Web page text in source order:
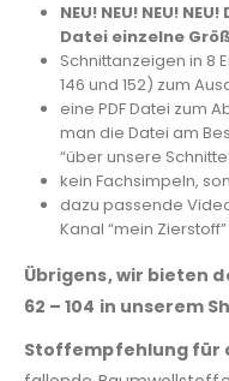
NEU! NEU! NEU!
Datei einzelne
Schnittanzeigen in 8
146 und 152) zum
eine PDF Datei zum
man die Datei am
“über unsere
kein Fachsimpeln,
dazu passende
Kanal “mein
Übrigens, wir bieten
62 – 104 in unserem
Stoffempfehlung für